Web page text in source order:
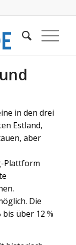
in den drei
Estland,
aber
Plattform
Die
über 12 %